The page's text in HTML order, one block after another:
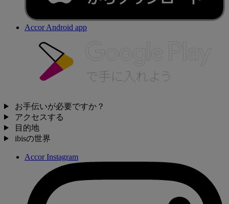
Accor Android app
お手伝いが必要ですか？
アクセスする
目的地
ibisの世界
Accor Instagram